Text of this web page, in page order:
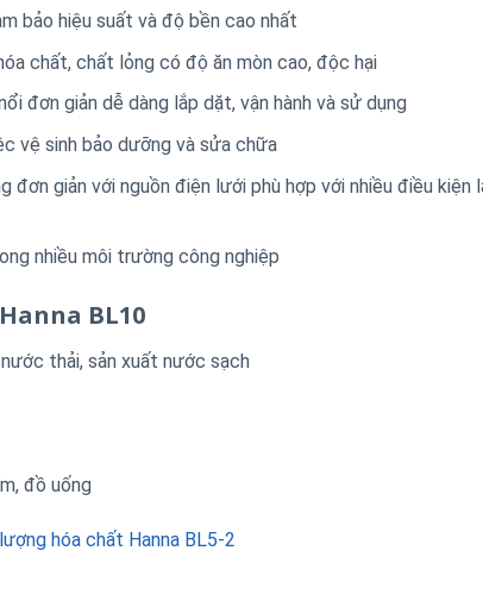
bảo hiệu suất và độ bền cao nhất
chất, chất lỏng có độ ăn mòn cao, độc hại
đơn giản dễ dàng lắp dặt, vận hành và sử dụng
vệ sinh bảo dưỡng và sửa chữa
giản với nguồn điện lưới phù hợp với nhiều điều kiện
nhiều môi trường công nghiệp
BL10
thải, sản xuất nước sạch
đồ uống
hóa chất Hanna BL5-2